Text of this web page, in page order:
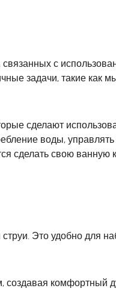
с
задачи, такие как
сделают
воды,
сделать свою ванную
Это удобно для
создавая комфортный